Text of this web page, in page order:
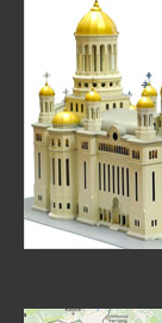
Preia